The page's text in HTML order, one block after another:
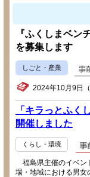
『ふくしまベン
を募集します
しごと・産業
2024年10月9日
「キラっとふく
開催しました
くらし・環境
福島県主催のイベン
場・地域における男女